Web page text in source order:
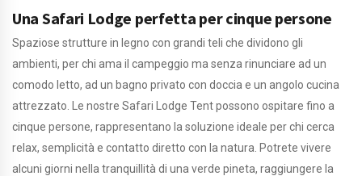
Una Safari Lodge perfetta per cinque persone
Spaziose strutture in legno con grandi teli che dividono gli
ambienti, per chi ama il campeggio ma senza rinunciare ad un
comodo letto, ad un bagno privato con doccia e un angolo cucina
attrezzato. Le nostre Safari Lodge Tent possono ospitare fino a
cinque persone, rappresentano la soluzione ideale per chi cerca
relax, semplicità e contatto diretto con la natura. Potrete vivere
alcuni giorni nella tranquillità di una verde pineta, raggiungere la